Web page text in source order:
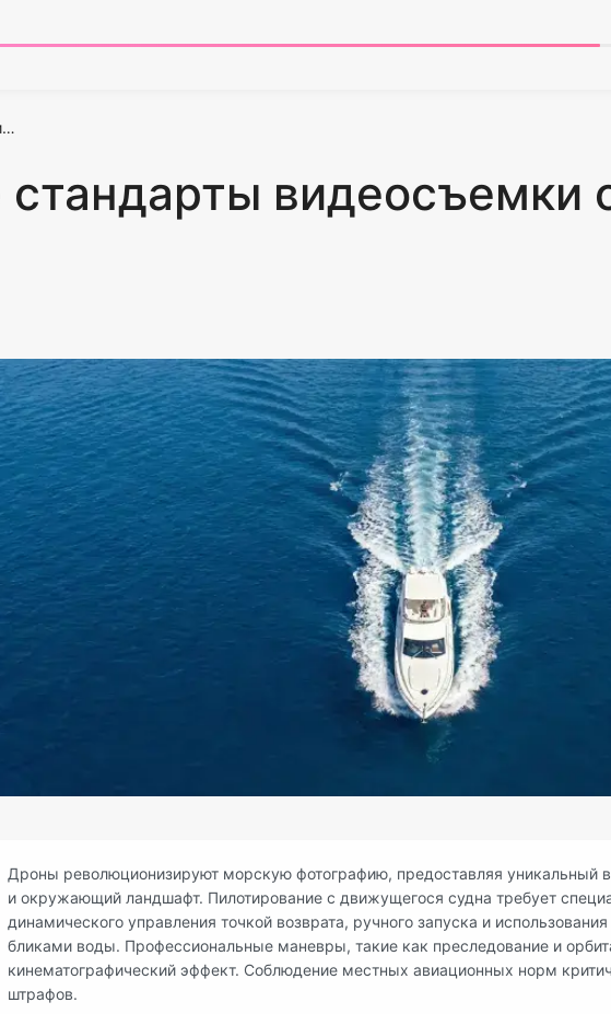
Технические стандарты видеосъемки с дронов для морской съемки
стандарты видеосъемки
Дроны революционизируют морскую фотографию, предоставляя уникальный
и окружающий ландшафт. Пилотирование с движущегося судна требует
динамического управления точкой возврата, ручного запуска и
бликами воды. Профессиональные маневры, такие как преследование и
кинематографический эффект. Соблюдение местных авиационных норм
штрафов.